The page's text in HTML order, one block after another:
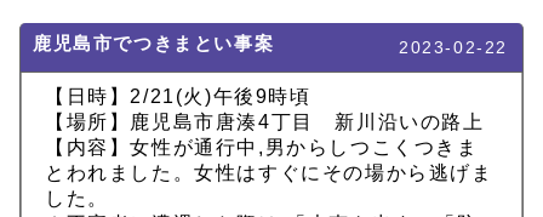
鹿児島市でつきまとい事案 2023-02-22
【日時】2/21(火)午後9時頃
【場所】鹿児島市唐湊4丁目 新川沿いの路上
【内容】女性が通行中,男からしつこくつきま
とわれました。女性はすぐにその場から逃げま
した。